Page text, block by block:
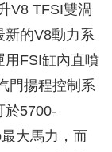
V8 TFSI雙渦
新的V8動力系
用FSI缸內直噴
門揚程控制系
於5700-
大馬力，而